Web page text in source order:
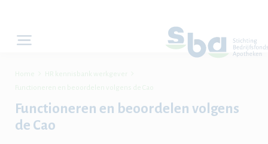
Home HR kennisbank werkgever
Functioneren en beoordelen volgens de Cao
Functioneren en beoordelen volgens
de Cao